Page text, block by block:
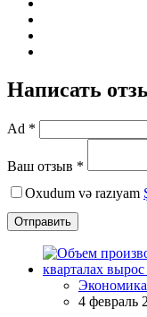
Написать
Ad *
Ваш отзыв *
Oxudum və razıyam
Отправить
Экономика
4 февраль